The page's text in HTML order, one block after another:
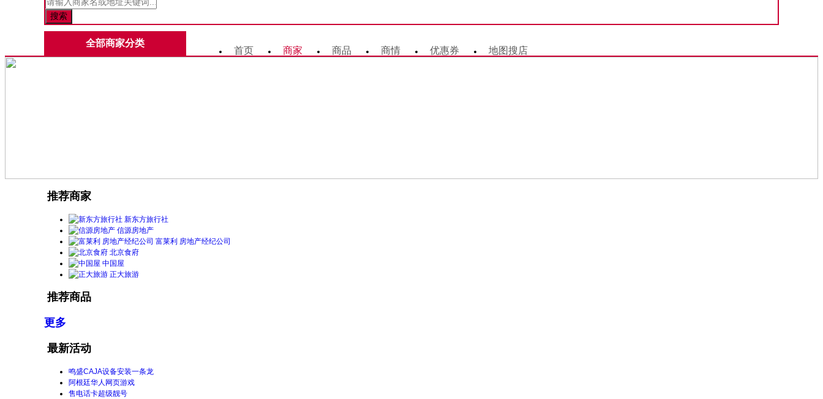
全部商家分类
首页 商家 商品 商情 优惠券 地图搜店
推荐商家
新东方旅行社
信源房地产
富莱利 房地产经纪公司
北京食府
中国屋
正大旅游
推荐商品
更多
最新活动
鸣盛CAJA设备安装一条龙
阿根廷华人网页游戏
售电话卡超级靓号